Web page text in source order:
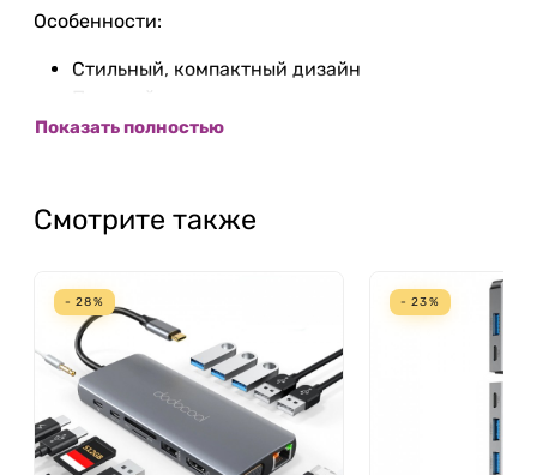
Особенности:
Стильный, компактный дизайн
Широкий диапазон входного напряжения
Показать полностью
Смотрите также
- 28% - 23%